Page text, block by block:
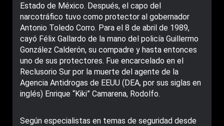
Estado de México. Después, el capo del
narcotráfico tuvo como protector al gobernador
Antonio Toledo Corro. Para el 8 de abril de 1989,
cayó Félix Gallardo de la mano del policía Guillermo
González Calderón, su compadre y hasta entonces
uno de sus protectores. Fue encarcelado en el
Reclusorio Sur por la muerte del agente de la
Agencia Antidrogas de EEUU (DEA, por sus siglas en
inglés) Enrique “Kiki” Camarena, Rodolfo.
Según especialistas en temas de seguridad desde